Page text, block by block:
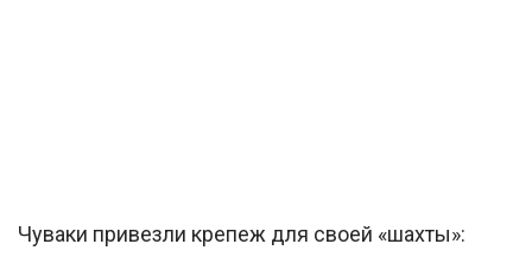
Чуваки привезли крепеж для своей «шахты»: